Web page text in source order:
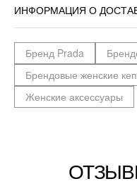
ИНФОРМАЦИЯ О
Бренд Prada
Брендовые женские
Женские аксессуары